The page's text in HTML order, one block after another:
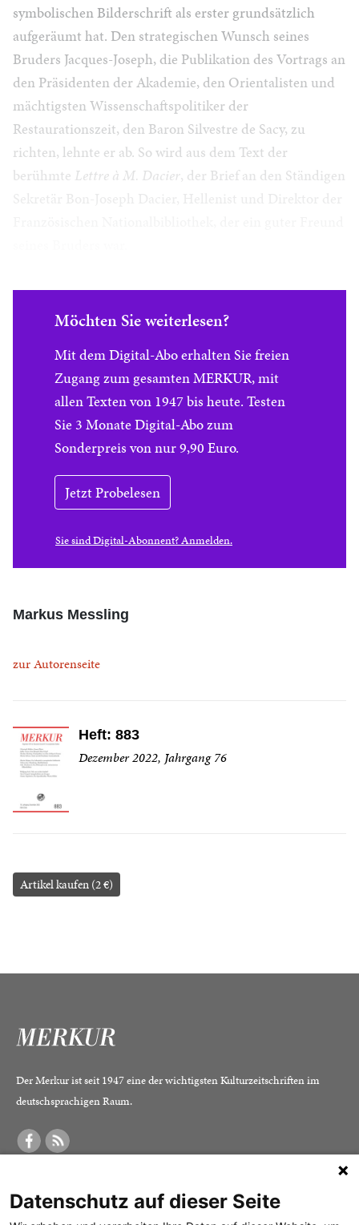
symbolischen Bilderschrift als erster grundsätzlich
aufgeräumt hat. Den strategischen Wunsch seines
Bruders Jacques-Joseph, die Publikation des Vortrags an
den Präsidenten der Akademie, den Orientalisten und
mächtigsten Wissenschaftspolitiker der
Restaurationszeit, den Baron Silvestre de Sacy, zu
richten, lehnte er ab. So wird aus dem Text der
berühmte Lettre à M. Dacier, der Brief an den Ständigen
Möchten Sie weiterlesen?
Mit dem Digital-Abo erhalten Sie freien
Zugang zum gesamten MERKUR, mit
allen Texten von 1947 bis heute. Testen
Sie 3 Monate Digital-Abo zum
Sonderpreis von nur 9,90 Euro.
Jetzt Probelesen
Sie sind Digital-Abonnent? Anmelden.
Markus Messling
zur Autorenseite
Heft: 883
Dezember 2022, Jahrgang 76
Artikel kaufen (2 €)
Der Merkur ist seit 1947 eine der wichtigsten Kulturzeitschriften im
deutschsprachigen Raum.
Was ist der Merkur?
Alle Abos im Überblick Impressum
Datenschutz auf dieser Seite